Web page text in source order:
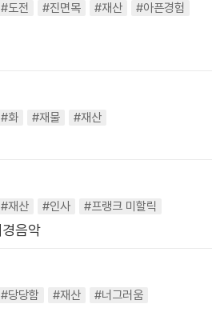
#도전 #진면목 #재산
#아픈경험
#화 #재물 #재산
#재산 #인사 #프랭크 미할릭
#당당함 #재산
#너그러움